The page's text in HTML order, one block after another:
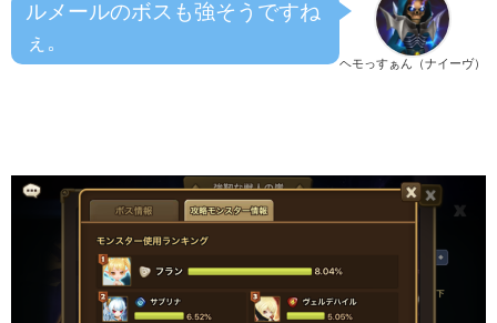
ヘモっすぁん（ナイーヴ）
ルメールのボスも強そうですね
ぇ。